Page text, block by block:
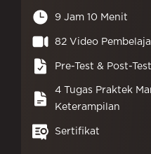
9 Jam 10 Menit
82 Video
Pre-Test & Post-Test
4 Tugas Praktek
Keterampilan
Sertifikat